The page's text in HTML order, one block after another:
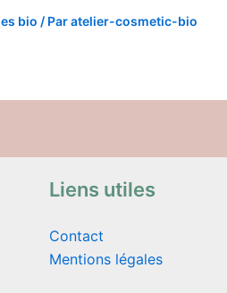
bio / Paratelier-cosmetic-bio
Liens utiles
Contact
Mentions légales